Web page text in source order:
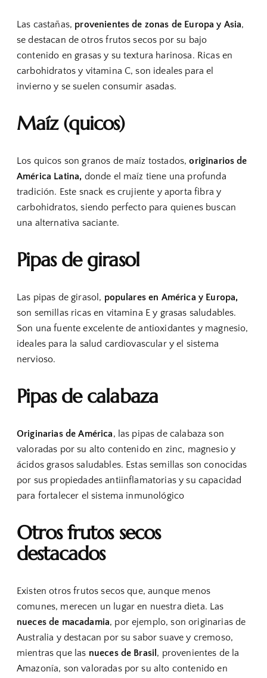
Las castañas, provenientes de zonas de Europa y Asia,
se destacan de otros frutos secos por su bajo
contenido en grasas y su textura harinosa. Ricas en
carbohidratos y vitamina C, son ideales para el
invierno y se suelen consumir asadas.
Maíz (quicos)
Los quicos son granos de maíz tostados,originarios de
América Latina, donde el maíz tiene una profunda
tradición. Este snack es crujiente y aporta fibra y
carbohidratos, siendo perfecto para quienes buscan
una alternativa saciante.
Pipas de girasol
Las pipas de girasol, populares en América y Europa,
son semillas ricas en vitamina E y grasas saludables.
Son una fuente excelente de antioxidantes y magnesio,
ideales para la salud cardiovascular y el sistema
nervioso.
Pipas de calabaza
Originarias de América, las pipas de calabaza son
valoradas por su alto contenido en zinc, magnesio y
ácidos grasos saludables. Estas semillas son conocidas
por sus propiedades antiinflamatorias y su capacidad
para fortalecer el sistema inmunológico
Otros frutos secos
destacados
Existen otros frutos secos que, aunque menos
comunes, merecen un lugar en nuestra dieta. Las
nueces de macadamia, por ejemplo, son originarias de
Australia y destacan por su sabor suave y cremoso,
mientras que las nueces de Brasil , provenientes de la
Amazonía, son valoradas por su alto contenido en